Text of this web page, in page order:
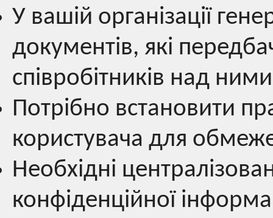
У вашій організації
документів, які
співробітників над
Потрібно встановити
користувача для
Необхідні
конфіденційної